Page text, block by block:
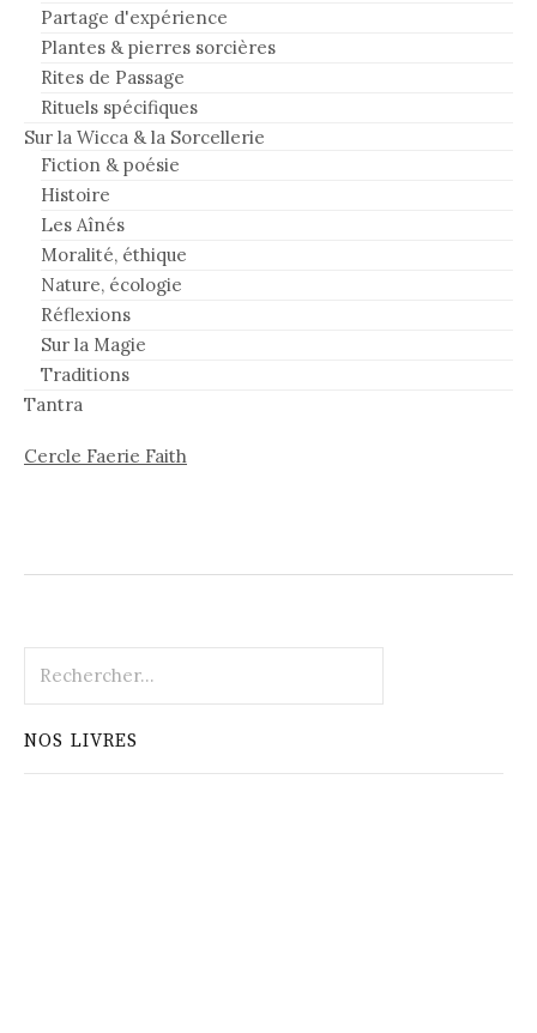
Partage d'expérience
Plantes & pierres sorcières
Rites de Passage
Rituels spécifiques
Sur la Wicca & la Sorcellerie
Fiction & poésie
Histoire
Les Aînés
Moralité, éthique
Nature, écologie
Réflexions
Sur la Magie
Traditions
Tantra
Cercle Faerie Faith
NOS LIVRES